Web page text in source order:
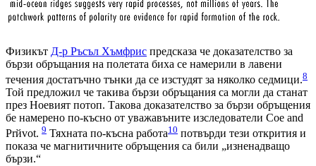
Физикът Д-р Ръсъл Хъмфрис предсказа че доказателство за
бързи обръщания на полетата биха се намерили в лавени
течения достатъчно тънки да се изстудят за няколко седмици.8
Той предложил че такива бързи обръщания са могли да станат
през Ноевият потоп. Такова доказателство за бързи обръщения
бе намерено по-късно от уважавъните изследователи Coe and
Prйvot. 9 Тяхната по-късна работа10 потвърди тези открития и
показа че магнитичните обръщения са били „изненадващо
бързи.“